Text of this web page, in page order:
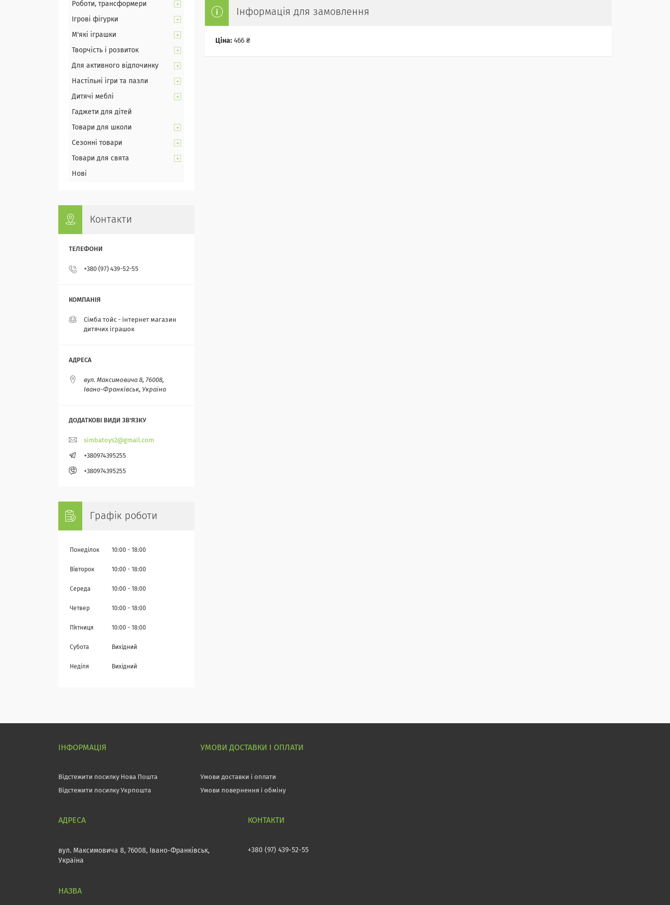
Інформація для замовлення
Ціна: 466 ₴
Роботи, трансформери
Ігрові фігурки
М'які іграшки
Творчість і розвиток
Для активного відпочинку
Настільні ігри та пазли
Дитячі меблі
Гаджети для дітей
Товари для школи
Сезонні товари
Товари для свята
Нові
Контакти
+380 (97) 439-52-55
Сімба тойс - інтернет магазин
дитячих іграшок
вул. Максимовича 8, 76008,
Івано-Франківськ, Україна
simbatoys2@gmail.com
+380974395255
+380974395255
Графік роботи
Понеділок 10:00 18:00
Вівторок 10:00 18:00
Середа 10:00 18:00
Четвер 10:00 18:00
Пʼятниця 10:00 18:00
Субота Вихідний
Неділя Вихідний
ІНФОРМАЦІЯ
Відстежити посилку Нова Пошта
Відстежити посилку Укрпошта
УМОВИ ДОСТАВКИ І ОПЛАТИ
Умови доставки і оплати
Умови повернення і обміну
вул. Максимовича 8, 76008, Івано-Франківськ,
Україна
+380 (97) 439-52-55